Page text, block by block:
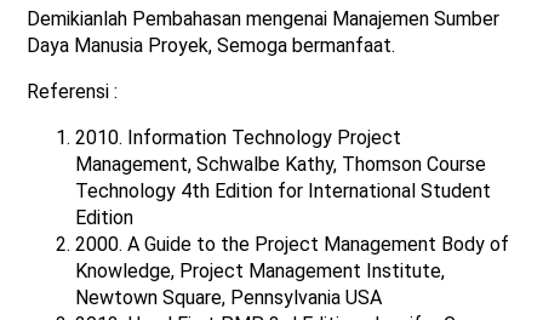
Demikianlah Pembahasan mengenai Manajemen Sumber
Daya Manusia Proyek, Semoga bermanfaat.
Referensi :
2010. Information Technology Project
Management, Schwalbe Kathy, Thomson Course
Technology 4th Edition for International Student
Edition
2000. A Guide to the Project Management Body of
Knowledge, Project Management Institute,
Newtown Square, Pennsylvania USA